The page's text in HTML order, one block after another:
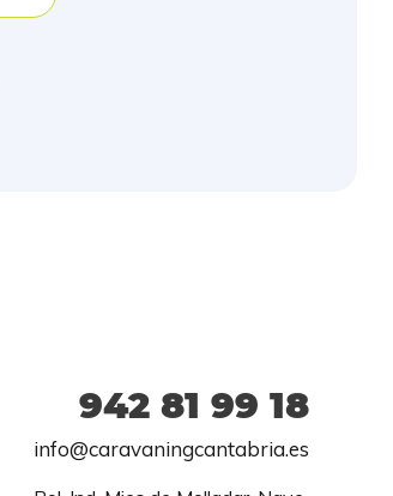
942 81 99 18
info@caravaningcantabria.es